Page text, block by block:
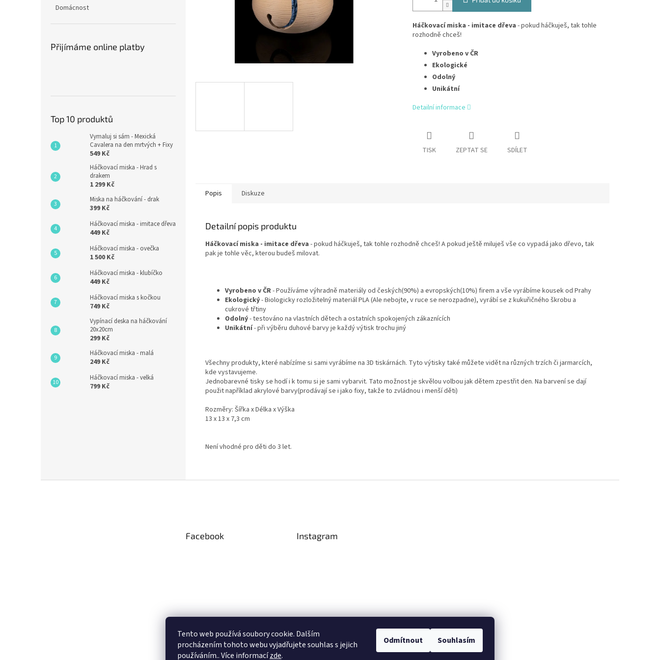
Tento web používá soubory cookie. Dalším
procházením tohoto webu vyjadřujete souhlas s jejich
používáním.. Více informacízde.
Odmítnout Souhlasím
Domácnost
Přijímáme online platby
Top 10 produktů
Vymaluj si sám - Mexická
Cavalera na den mrtvých + Fixy
549 Kč
Háčkovací miska - Hrad s
drakem
1 299 Kč
Miska na háčkování - drak
399 Kč
Háčkovací miska - imitace dřeva
449 Kč
Háčkovací miska - ovečka
1 500 Kč
Háčkovací miska - klubíčko
449 Kč
Háčkovací miska s kočkou
749 Kč
Vypínací deska na háčkování
20x20cm
299 Kč
Háčkovací miska - malá
249 Kč
Háčkovací miska - velká
799 Kč
Háčkovací miska - imitace dřeva - pokud háčkuješ, tak tohle
rozhodně chceš!
Vyrobeno v ČR
Ekologické
Odolný
Unikátní
Detailní informace
TISK ZEPTAT SE SDÍLET
Popis Diskuze
Detailní popis produktu
Háčkovací miska - imitace dřeva - pokud háčkuješ, tak tohle rozhodně chceš! A pokud ještě miluješ vše co vypadá jako dřevo, tak
pak je tohle věc, kterou budeš milovat.
Vyrobeno v ČR- Používáme výhradně materiály od českých(90%) a evropských(10%) firem a vše vyrábíme kousek od Prahy
Ekologický- Biologicky rozložitelný materiál PLA (Ale nebojte, v ruce se nerozpadne), vyrábí se z kukuřičného škrobu a
cukrové třtiny
Odolný- testováno na vlastních dětech a ostatních spokojených zákaznících
Unikátní- při výběru duhové barvy je každý výtisk trochu jiný
Všechny produkty, které nabízíme si sami vyrábíme na 3D tiskárnách. Tyto výtisky také můžete vidět na různých trzích či jarmarcích,
kde vystavujeme.
Jednobarevné tisky se hodí i k tomu si je sami vybarvit. Tato možnost je skvělou volbou jak dětem zpestřit den. Na barvení se dají
použit například akrylové barvy(prodávají se i jako fixy, takže to zvládnou i menší děti)
Rozměry: Šířka x Délka x Výška
13 x 13 x 7,3 cm
Není vhodné pro děti do 3 let.
Facebook Instagram
Sledovat na Instagramu